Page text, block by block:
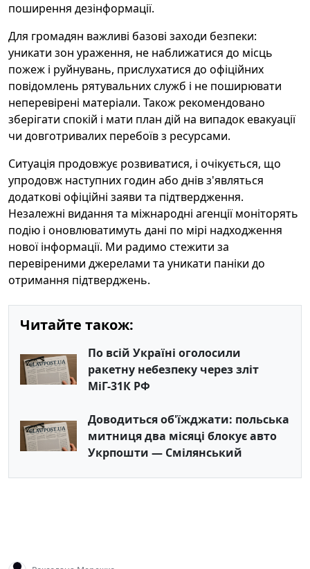
поширення дезінформації.
Для громадян важливі базові заходи безпеки:
уникати зон ураження, не наближатися до місць
пожеж і руйнувань, прислухатися до офіційних
повідомлень рятувальних служб і не поширювати
неперевірені матеріали. Також рекомендовано
зберігати спокій і мати план дій на випадок евакуації
чи довготривалих перебоїв з ресурсами.
Ситуація продовжує розвиватися, і очікується, що
упродовж наступних годин або днів з'являться
додаткові офіційні заяви та підтвердження.
Незалежні видання та міжнародні агенції моніторять
подію і оновлюватимуть дані по мірі надходження
нової інформації. Ми радимо стежити за
перевіреними джерелами та уникати паніки до
отримання підтверджень.
Читайте також:
По всій Україні оголосили
ракетну небезпеку через зліт
МіГ-31К РФ
Доводиться об'їжджати: польська
митниця два місяці блокує авто
Укрпошти — Смілянський